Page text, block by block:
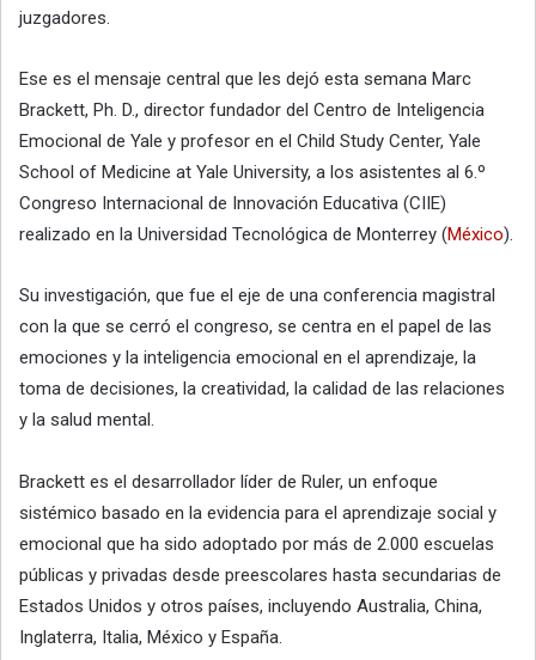
juzgadores.
Ese es el mensaje central que les dejó esta semana Marc
Brackett, Ph. D., director fundador del Centro de Inteligencia
Emocional de Yale y profesor en el Child Study Center, Yale
School of Medicine at Yale University, a los asistentes al 6.º
Congreso Internacional de Innovación Educativa (CIIE)
realizado en la Universidad Tecnológica de Monterrey (México).
Su investigación, que fue el eje de una conferencia magistral
con la que se cerró el congreso, se centra en el papel de las
emociones y la inteligencia emocional en el aprendizaje, la
toma de decisiones, la creatividad, la calidad de las relaciones
y la salud mental.
Brackett es el desarrollador líder de Ruler, un enfoque
sistémico basado en la evidencia para el aprendizaje social y
emocional que ha sido adoptado por más de 2.000 escuelas
públicas y privadas desde preescolares hasta secundarias de
Estados Unidos y otros países, incluyendo Australia, China,
Inglaterra, Italia, México y España.